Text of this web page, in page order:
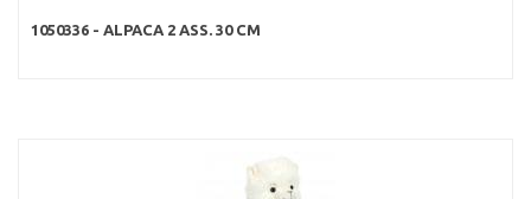
1050336 - ALPACA 2 ASS. 30 CM